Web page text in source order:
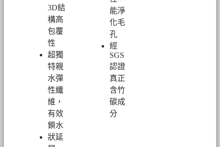
3D結
構高
包覆
性
超獨
特親
水彈
性纖
維，
有效
鎖水
狀延
能淨
化毛
孔
經
SGS
認證
真正
含竹
碳成
分